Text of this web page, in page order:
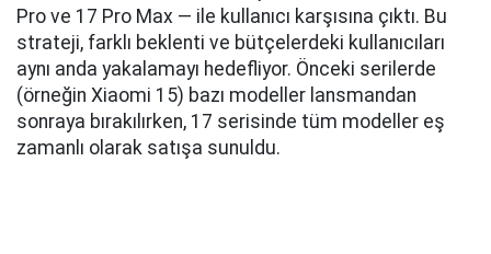
Pro ve 17 Pro Max — ile kullanıcı karşısına çıktı. Bu
strateji, farklı beklenti ve bütçelerdeki kullanıcıları
aynı anda yakalamayı hedefliyor. Önceki serilerde
(örneğin Xiaomi 15) bazı modeller lansmandan
sonraya bırakılırken, 17 serisinde tüm modeller eş
zamanlı olarak satışa sunuldu.